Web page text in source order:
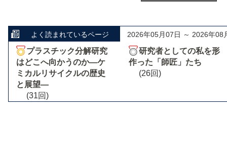
よく読まれているページ 2026年05月07日 ～ 2026年08
プラスチック分解研究
はどこへ向かうのか―ケ
ミカルリサイクルの歴史
と展望―
(31回)
研究者としての私を形
作った「師匠」たち
(26回)